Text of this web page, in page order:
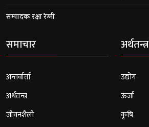
सम्पादकः रक्षा रेग्मी
समाचार
अन्तर्वार्ता
अर्थतन्त्र
जीवनशैली
अर्थतन्त्र
उद्योग
ऊर्जा
कृषि